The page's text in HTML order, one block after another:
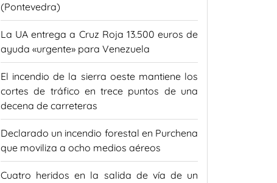
(Pontevedra)
La UA entrega a Cruz Roja 13.500 euros de
ayuda «urgente» para Venezuela
El incendio de la sierra oeste mantiene los
cortes de tráfico en trece puntos de una
decena de carreteras
Declarado un incendio forestal en Purchena
que moviliza a ocho medios aéreos
Cuatro heridos en la salida de vía de un